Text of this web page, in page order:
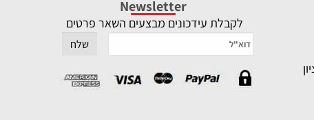
Newsletter
לקבלת עידכונים מבצעים השאר פרטים